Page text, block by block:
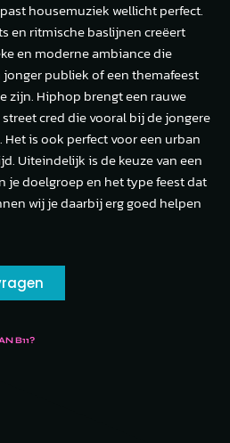
housemuziek wellicht perfect.
en ritmische baslijnen creëert
en moderne ambiance die
publiek of een themafeest
zijn. Hiphop brengt een rauwe
cred die vooral bij de jongere
is ook perfect voor een urban
Uiteindelijk is de keuze van een
je doelgroep en het type feest dat
wij je daarbij erg goed helpen
B11?